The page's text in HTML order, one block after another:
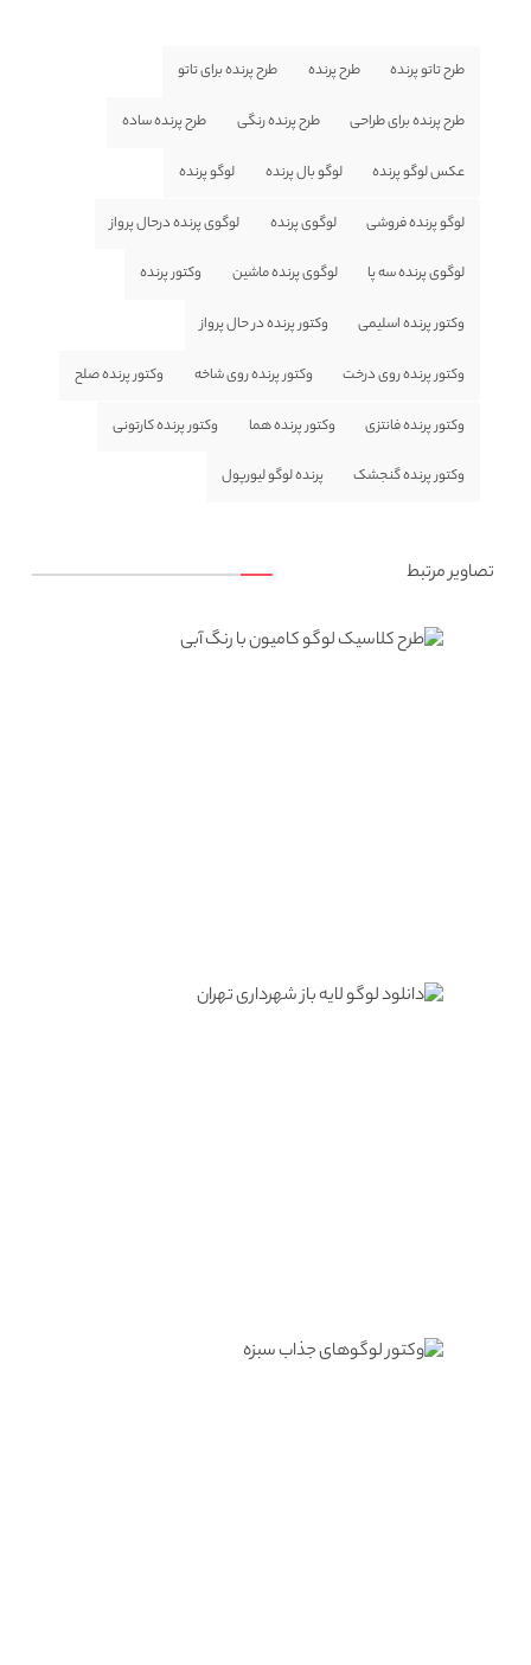
طرح تاتو پرنده طرح پرنده طرح پرنده برای تاتو
طرح پرنده برای طراحی طرح پرنده رنگی طرح پرنده ساده
عکس لوگو پرنده لوگو بال پرنده لوگو پرنده
لوگو پرنده فروشی لوگوی پرنده لوگوی پرنده درحال پرواز
لوگوی پرنده سه پا لوگوی پرنده ماشین وکتور پرنده
وکتور پرنده اسلیمی وکتور پرنده در حال پرواز
وکتور پرنده روی درخت وکتور پرنده روی شاخه وکتور پرنده صلح
وکتور پرنده فانتزی وکتور پرنده هما وکتور پرنده کارتونی
وکتور پرنده گنجشک پرنده لوگو لیورپول
تصاویر مرتبط